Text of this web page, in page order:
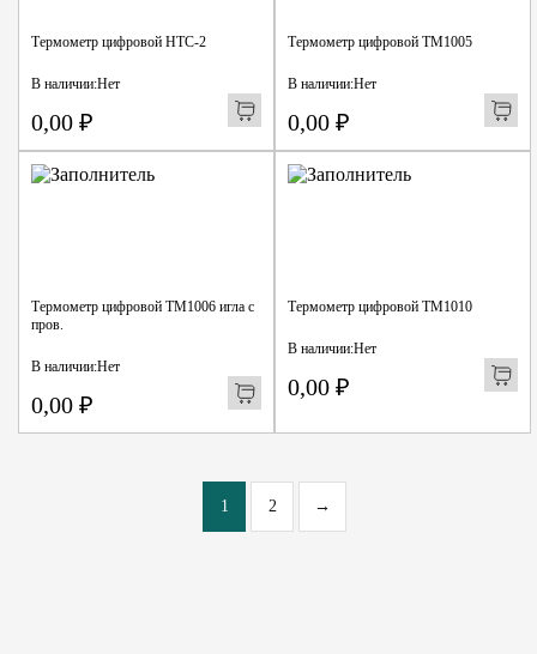
Термометр цифровой НТС-2
В наличии:Нет
0,00 ₽
Термометр цифровой ТМ1005
В наличии:Нет
0,00 ₽
Термометр цифровой ТМ1006 игла с
пров.
В наличии:Нет
0,00 ₽
Термометр цифровой ТМ1010
В наличии:Нет
0,00 ₽
1 2 →